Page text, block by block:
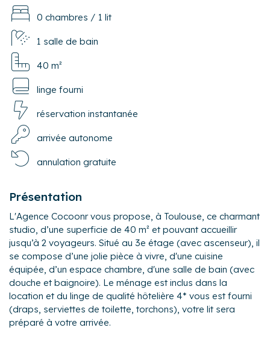
0 chambres / 1 lit
1 salle de bain
40 m²
linge fourni
réservation instantanée
arrivée autonome
annulation gratuite
Présentation
L'Agence Cocoonr vous propose, à Toulouse, ce charmant
studio, d’une superficie de 40 m² et pouvant accueillir
jusqu’à 2 voyageurs. Situé au 3e étage (avec ascenseur), il
se compose d’une jolie pièce à vivre, d'une cuisine
équipée, d’un espace chambre, d'une salle de bain (avec
douche et baignoire). Le ménage est inclus dans la
location et du linge de qualité hôtelière 4* vous est fourni
(draps, serviettes de toilette, torchons), votre lit sera
préparé à votre arrivée.